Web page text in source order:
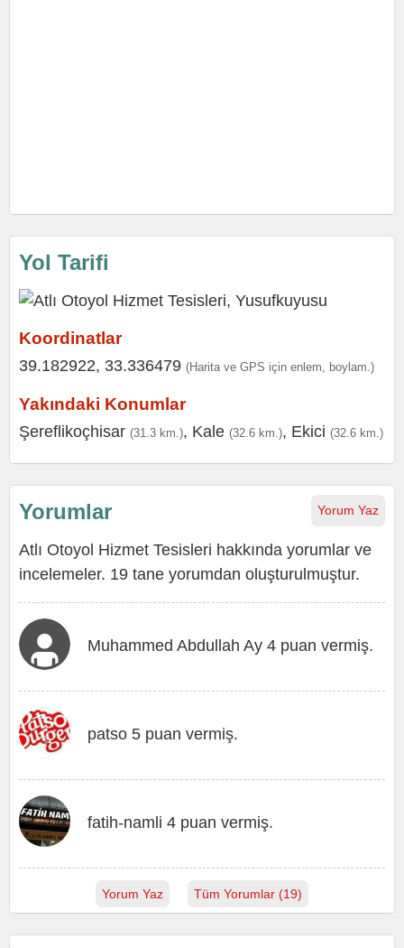
Yol Tarifi
Koordinatlar
39.182922, 33.336479 (Harita ve GPS için enlem, boylam.)
Yakındaki Konumlar
Şereflikoçhisar (31.3 km.), Kale (32.6 km.), Ekici (32.6 km.)
Yorum Yaz
Yorumlar
Atlı Otoyol Hizmet Tesisleri hakkında yorumlar ve
incelemeler. 19 tane yorumdan oluşturulmuştur.
Muhammed Abdullah Ay 4 puan vermiş.
patso 5 puan vermiş.
fatih-namli 4 puan vermiş.
Yorum Yaz Tüm Yorumlar (19)